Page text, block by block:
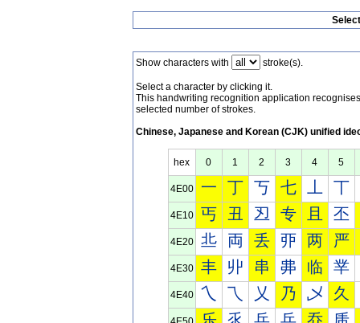
Show characters with stroke(s).
Select a character by clicking it.
This handwriting recognition application
selected number of strokes.
Chinese, Japanese and Korean (CJK) unified
hex 0 1 2 3 4 5
4E00 一 丁 丂 七 丅
4E10 丐 丑 丒 专 且 丕
4E20 丠 両 丢 丣 两 严
4E30 丰 丱 串 丳 临 丵
4E40 乀 乁 乂 乃 乄 久